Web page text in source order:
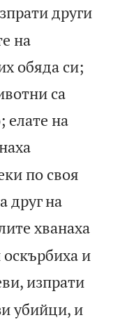
други
на
обяда си;
са
елате на
по своя
друг на
хванаха
оскърбиха и
изпрати
убийци, и